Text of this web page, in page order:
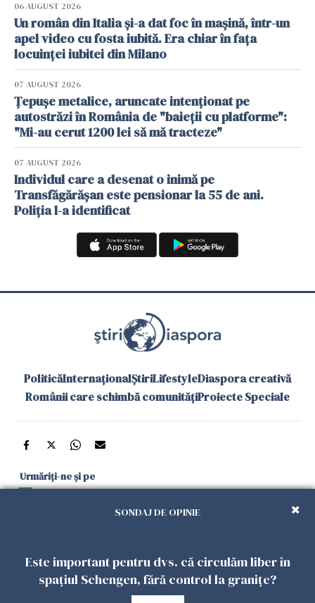
06 AUGUST 2026
Un român din Italia și-a dat foc în mașină, într-un
apel video cu fosta iubită. Era chiar în fața
locuinței iubitei din Milano
07 AUGUST 2026
Țepușe metalice, aruncate intenționat pe
autostrăzi în România de "baieții cu platforme":
"Mi-au cerut 1200 lei să mă tracteze"
07 AUGUST 2026
Individul care a desenat o inimă pe
Transfăgărășan este pensionar la 55 de ani.
Poliția l-a identificat
PoliticăInternaționalȘtiriLifestyleDiaspora creativă
Românii care schimbă comunitățiProiecte Speciale
Urmăriți-ne și pe
și în aplicațiile mobile
Politica de
confidențialitate
Politica
Gestionați
preferințele
Contact
Declarație de
accesibilitate
SONDAJ DE OPINIE
Este important pentru dvs. că circulăm liber în
spațiul Schengen, fără control la granițe?